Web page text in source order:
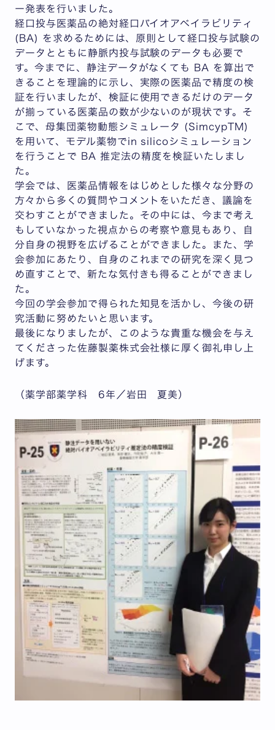
ー発表を行いました。
経口投与医薬品の絶対経口バイオアベイラビリティ
(BA) を求めるためには、原則として経口投与試験の
データとともに静脈内投与試験のデータも必要で
す。今までに、静注データがなくても BA を算出で
きることを理論的に示し、実際の医薬品で精度の検
証を行いましたが、検証に使用できるだけのデータ
が揃っている医薬品の数が少ないのが現状です。そ
こで、母集団薬物動態シミュレータ (SimcypTM)
を用いて、モデル薬物でin silicoシミュレーション
を行うことで BA 推定法の精度を検証いたしまし
た。
学会では、医薬品情報をはじめとした様々な分野の
方々から多くの質問やコメントをいただき、議論を
交わすことができました。その中には、今まで考え
もしていなかった視点からの考察や意見もあり、自
分自身の視野を広げることができました。また、学
会参加にあたり、自身のこれまでの研究を深く見つ
め直すことで、新たな気付きも得ることができまし
た。
今回の学会参加で得られた知見を活かし、今後の研
究活動に努めたいと思います。
最後になりましたが、このような貴重な機会を与え
てくださった佐藤製薬株式会社様に厚く御礼申し上
げます。
（薬学部薬学科 6年／岩田 夏美）